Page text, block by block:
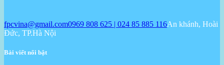
fpcvina@gmail.com0969 808 625 | 024 85 885 116An khánh, Hoài
Đức, TP.Hà Nội
Bài viết nổi bật